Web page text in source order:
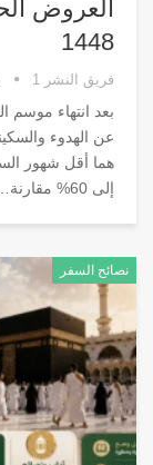
العروض
1448
فريق النشر 1
بعد انتهاء موسم
هما أقل شهور
إلى 60% مقارنة
نصائح السفر